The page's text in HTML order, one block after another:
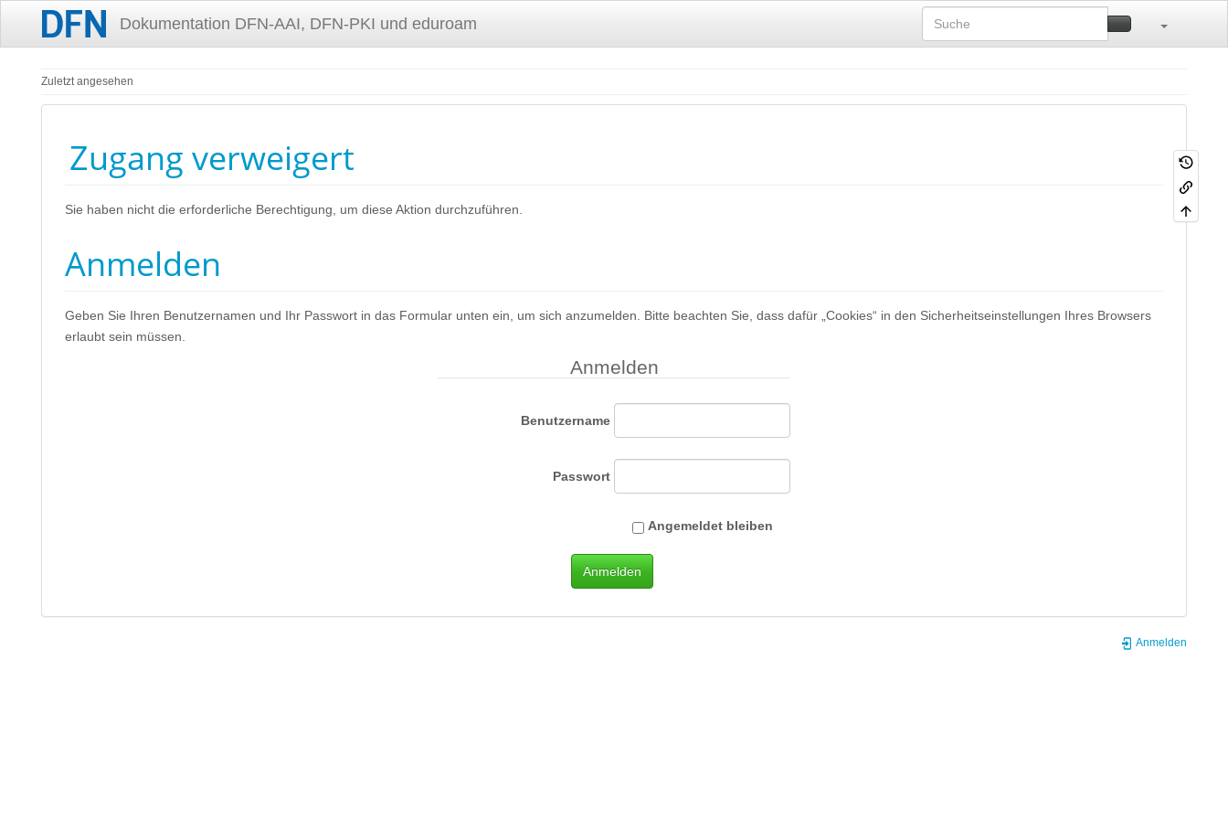
Dokumentation DFN-AAI, DFN-PKI und eduroam
Zuletzt angesehen
Zugang verweigert
Sie haben nicht die erforderliche Berechtigung, um diese Aktion durchzuführen.
Anmelden
Geben Sie Ihren Benutzernamen und Ihr Passwort in das Formular unten ein, um sich anzumelden. Bitte beachten Sie, dass dafür „Cookies“ in den Sicherheitseinstellungen Ihres Browsers
erlaubt sein müssen.
Anmelden
Benutzername
Passwort
Angemeldet bleiben
Anmelden
Anmelden